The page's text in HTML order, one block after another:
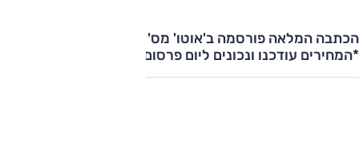
הכתבה המלאה פורסמה ב'אוטו' מס' 276
*המחירים עודכנו ונכונים ליום פרסום הכתבה באתר